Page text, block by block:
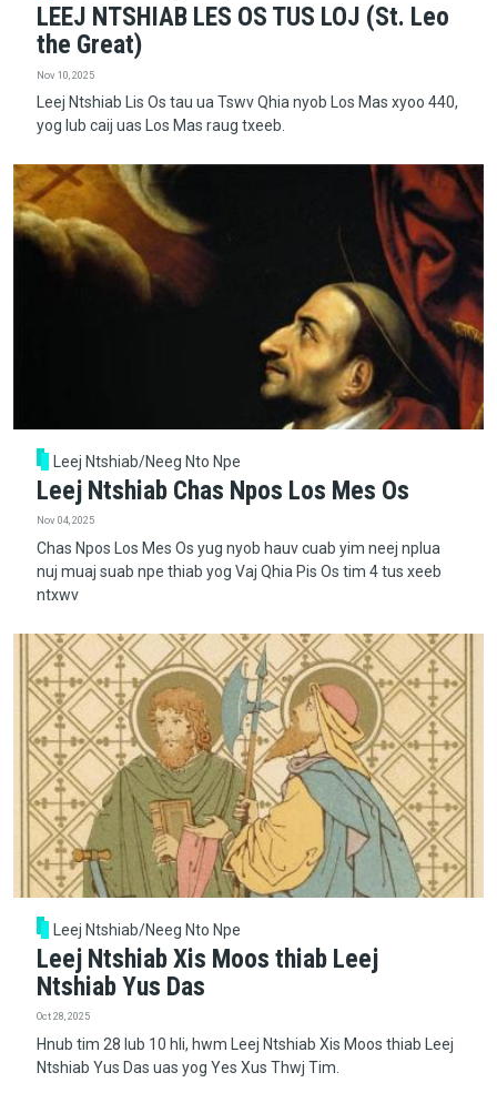
LEEJ NTSHIAB LES OS TUS LOJ (St. Leo
the Great)
Nov 10, 2025
Leej Ntshiab Lis Os tau ua Tswv Qhia nyob Los Mas xyoo 440,
yog lub caij uas Los Mas raug txeeb.
Leej Ntshiab/Neeg Nto Npe
Leej Ntshiab Chas Npos Los Mes Os
Nov 04, 2025
Chas Npos Los Mes Os yug nyob hauv cuab yim neej nplua
nuj muaj suab npe thiab yog Vaj Qhia Pis Os tim 4 tus xeeb
ntxwv
Leej Ntshiab/Neeg Nto Npe
Leej Ntshiab Xis Moos thiab Leej
Ntshiab Yus Das
Oct 28, 2025
Hnub tim 28 lub 10 hli, hwm Leej Ntshiab Xis Moos thiab Leej
Ntshiab Yus Das uas yog Yes Xus Thwj Tim.